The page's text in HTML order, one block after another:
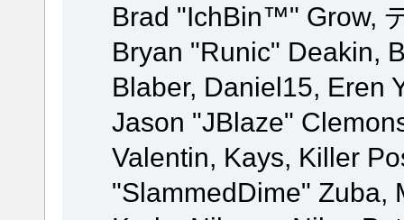
Brad "IchBin™" Grow,
Bryan "Runic" Deakin,
Blaber, Daniel15, Eren
Jason "JBlaze"
Valentin, Kays, Killer
"SlammedDime" Zuba,